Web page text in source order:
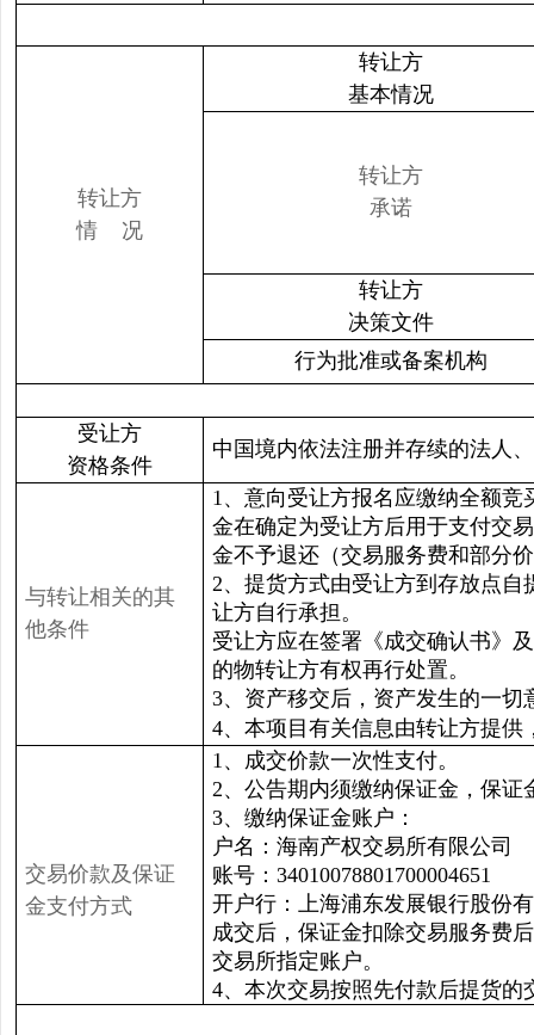
转让方
情 况
转让方
基本情况
转让方
承诺
转让方
决策文件
行为批准或备案机构
受让方
资格条件
中国境内依法注册并存续的法人
与转让相关的其
他条件
1、意向受让方报名应缴纳全额
金在确定为受让方后用于支付交
金不予退还（交易服务费和部分
2、提货方式由受让方到存放点
让方自行承担。
受让方应在签署《成交确认书》
的物转让方有权再行处置。
3、资产移交后，资产发生的一
4、本项目有关信息由转让方提
交易价款及保证
金支付方式
1、成交价款一次性支付。
2、公告期内须缴纳保证金，保证
3、缴纳保证金账户：
户名：海南产权交易所有限公司
账号：34010078801700004651
开户行：上海浦东发展银行股份
成交后，保证金扣除交易服务费
交易所指定账户。
4、本次交易按照先付款后提货的